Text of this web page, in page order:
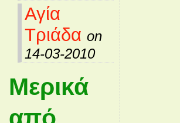
Αγία
Τριάδα on
14-03-2010
Μερικά